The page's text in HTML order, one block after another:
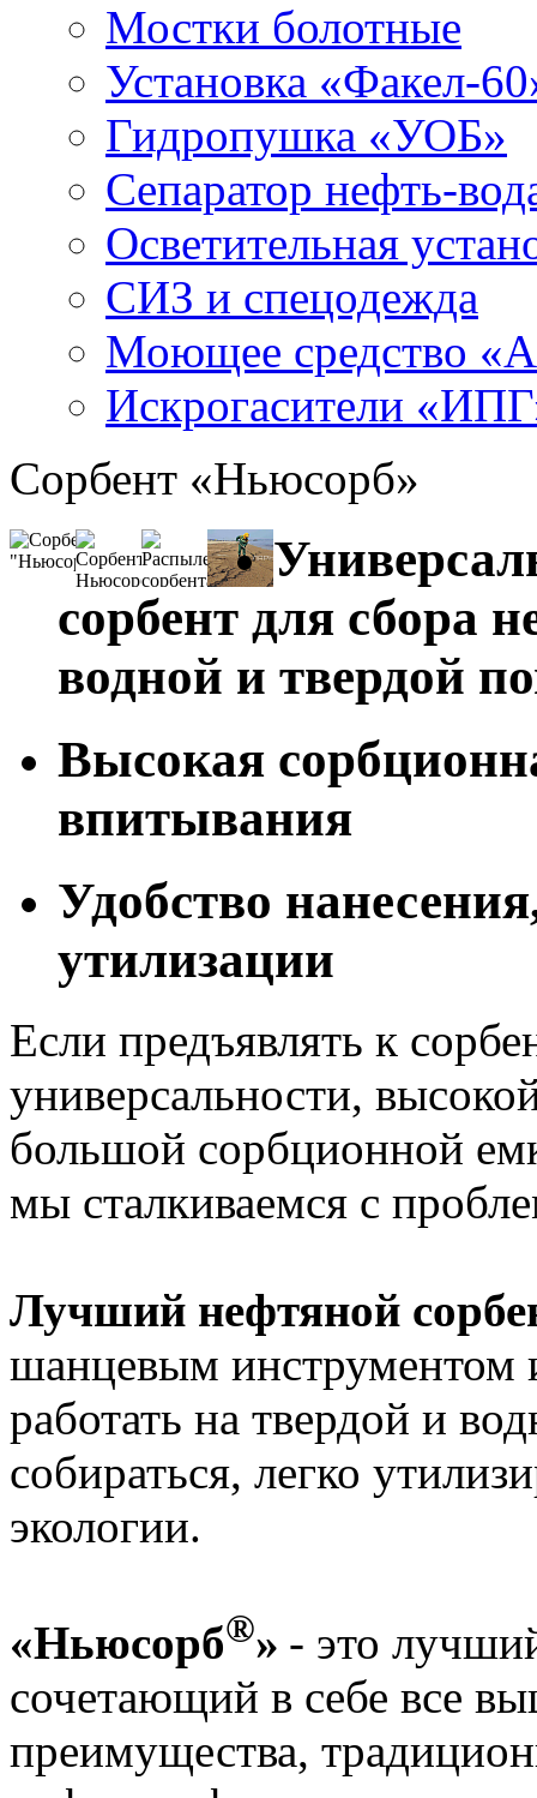
Мостки болотные
Установка «Факел-
Гидропушка «УОБ»
Сепаратор нефть-
Осветительная
СИЗ и спецодежда
Моющее средство
Искрогасители
Сорбент «Ньюсорб»
сорбент для сбора
водной и твердой
Высокая
впитывания
Удобство
утилизации
Если предъявлять к
универсальности,
большой сорбционной
мы сталкиваемся с
Лучший нефтяной
шанцевым инструментом
работать на твердой и
собираться, легко
экологии.
«Ньюсорб®» - это
сочетающий в себе все
преимущества,